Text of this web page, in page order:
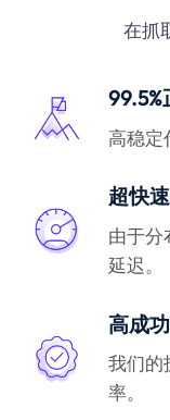
在抓
高稳定
超快
由于分
延迟。
高成
我们的
率。